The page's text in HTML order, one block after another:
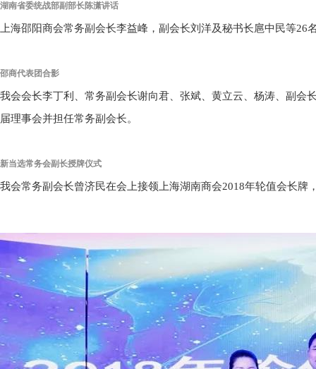
湖南省委统战部副部长陈潇讲话
上海邵阳商会常务副会长李益峰，副会长刘洋及秘书长扈中民等26
邵商代表团合影
我会会长李丁利、常务副会长谢向君、张斌、黄立云、杨涛、副
届理事会并担任常务副会长。
新当选常务会副长授牌仪式
我会常务副会长曾济民在会上接领上海湖南商会2018年轮值会长